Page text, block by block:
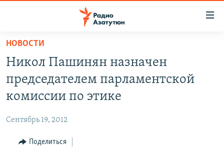
Перейти
основному
содержанию
Перейти
основной
навигации
Перейти
ПОЛИТИКА
ЭКОНОМИКА
РЕГИОН
НОВОСТИ
Никол Пашинян назначен
председателем парламентской
комиссии по этике
Сентябрь 19, 2012
Поделиться